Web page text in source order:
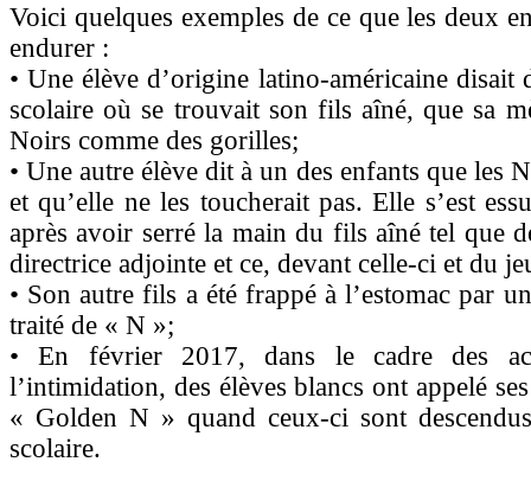
Voici quelques exemples de ce que les deux
endurer :
• Une élève d’origine latino-américaine disait
scolaire où se trouvait son fils aîné, que sa
Noirs comme des gorilles;
• Une autre élève dit à un des enfants que les
et qu’elle ne les toucherait pas. Elle s’est
après avoir serré la main du fils aîné tel que
directrice adjointe et ce, devant celle-ci et du
• Son autre fils a été frappé à l’estomac par
traité de « N »;
• En février 2017, dans le cadre des
l’intimidation, des élèves blancs ont appelé
« Golden N » quand ceux-ci sont
scolaire.